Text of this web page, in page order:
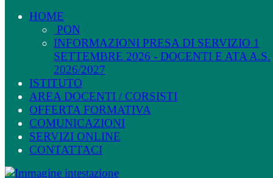
HOME
PON
INFORMAZIONI PRESA DI SERVIZIO 1
SETTEMBRE 2026 - DOCENTI E ATA A.S.
2026/2027
ISTITUTO
AREA DOCENTI / CORSISTI
OFFERTA FORMATIVA
COMUNICAZIONI
SERVIZI ONLINE
CONTATTACI